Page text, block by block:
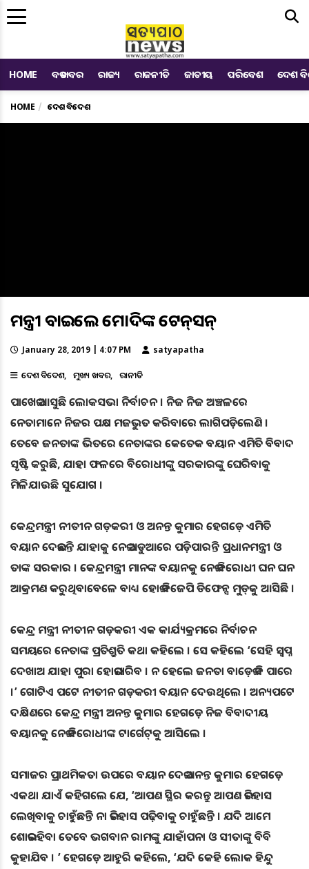
HOME ବଡ ଖବର ରାଜ୍ୟ ରାଜନୀତି ଜାତୀୟ ପରିବେଶ ଦେଶ
HOME ଦେଶ ବିଦେଶ
ମନ୍ତ୍ରୀ ବଢ଼ାଇଲେ ମୋଦିଙ୍କ ଟେନ୍‌ସନ୍‌
January 28, 2019 | 4:07 PM satyapatha
ଦେଶ ବିଦେଶ ମୁଖ୍ୟ ଖବର ରାଜନୀତି
ପାଖେଇ ଆସୁଛି ଲୋକସଭା ନିର୍ବାଚନ । ନିଜ ନିଜ ଅଞ୍ଚଳରେ
ନେତାମାନେ ନିଜର ପକ୍ଷ ମଜଭୁତ କରିବାରେ ଲାଗିପଡ଼ିଲେଣି ।
ତେବେ ଜନତାଙ୍କ ଭିତରେ ନେତାଙ୍କର କେତେକ ବୟାନ ଏମିତି ବିବାଦ
ସୃଷ୍ଟି କରୁଛି, ଯାହା ଫଳରେ ବିରୋଧୀଙ୍କୁ ସରକାରଙ୍କୁ ଘେରିବାକୁ
ମିଳିଯାଉଛି ସୁଯୋଗ ।
କେନ୍ଦ୍ରମନ୍ତ୍ରୀ ନୀତୀନ ଗଡ଼କରୀ ଓ ଅନନ୍ତ କୁମାର ହେଗଡ଼େ ଏମିତି
ବୟାନ ଦେଇଛନ୍ତି ଯାହାକୁ ନେଇ ଅଡୁଆରେ ପଡ଼ିପାରନ୍ତି ପ୍ରଧାନମନ୍ତ୍ରୀ ଓ
ତାଙ୍କ ସରକାର । କେନ୍ଦ୍ରମନ୍ତ୍ରୀ ମାନଙ୍କ ବୟାନକୁ ନେଇ ବିରୋଧୀ ଘନ ଘନ
ଆକ୍ରମଣ କରୁଥିବାବେଳେ ବାଧ୍ୟ ହୋଇ ବିଜେପି ଡିଫେନ୍ସ ମୁଡ୍‌କୁ ଆସିଛି ।
କେନ୍ଦ୍ର ମନ୍ତ୍ରୀ ନୀତୀନ ଗଡ଼କରୀ ଏକ କାର୍ଯ୍ୟକ୍ରମରେ ନିର୍ବାଚନ
ସମୟରେ ନେତାଙ୍କ ପ୍ରତିଶ୍ରୁତି କଥା କହିଲେ । ସେ କହିଲେ ‘ସେହି ସ୍ବପ୍ନ
ଦେଖାଅ ଯାହା ପୁରା ହୋଇପାରିବ । ନ ହେଲେ ଜନତା ବାଡ଼େଇ ବି ପାରେ
।’ ଗୋଟିଏ ପଟେ ନୀତୀନ ଗଡ଼କରୀ ବୟାନ ଦେଉଥିଲେ । ଅନ୍ୟପଟେ
ଦକ୍ଷିଣରେ କେନ୍ଦ୍ର ମନ୍ତ୍ରୀ ଅନନ୍ତ କୁମାର ହେଗଡ଼େ ନିଜ ବିବାଦୀୟ
ବୟାନକୁ ନେଇ ବିରୋଧୀଙ୍କ ଟାର୍ଗେଟ୍‌କୁ ଆସିଲେ ।
ସମାଜର ପ୍ରାଥମିକତା ଉପରେ ବୟାନ ଦେଇ ଅନନ୍ତ କୁମାର ହେଗଡ଼େ
ଏକଥା ଯାଏଁ କହିଗଲେ ଯେ, ‘ଆପଣ ସ୍ଥିର କରନ୍ତୁ ଆପଣ ଇତିହାସ
ଲେଖିବାକୁ ଚାହୁଁଛନ୍ତି ନା ଇତିହାସ ପଢ଼ିବାକୁ ଚାହୁଁଛନ୍ତି । ଯଦି ଆମେ
ଶୋଇରହିବା ତେବେ ଭଗବାନ ରାମଙ୍କୁ ଯାହାଁପନା ଓ ସୀତାଙ୍କୁ ବିବି
କୁହାଯିବ । ’ ହେଗଡ଼େ ଆହୁରି କହିଲେ, ‘ଯଦି କେହି ଲୋକ ହିନ୍ଦୁ